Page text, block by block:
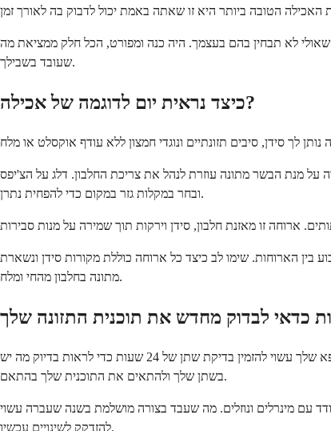
שאולי לא תבחין בהם בעצמך. היה כנה ומפורט, הכל חלק ממציאת מה
שעובד בשבילך.
כיצד נראית יום לדוגמה של אכילה?
על מנת הבשר מתונה עוזרת לנהל את צריכת החלבון. דלג על הצ'יפס
ובחר במקלות גזר במקום כדי להפחית נתרן.
הארוחות. שימו לב כיצד כל ארוחה כוללת מקורות סידן ונשארת
מתונה בחלבון מהחי ומלח.
הצרכים שלך עשויים להשתנות עם הזמן, לכן בדיקה קבועה עוזרת. אם אתה מפתח אבן נוספת למרות שינויים תזונתיים, זהו סימן ברור להערכה מחדש. הרופא שלך עשוי להזמין בדיקת שתן של 24 שעות כדי לראות בדיוק מה יש
בשתן שלך ולהתאים את התוכנית שלך בהתאם.
עם מינרלים ונוזלים. מה שעבד בצורה מושלמת בשנה שעברה עשוי
להזדקק לשינויים עכשיו.